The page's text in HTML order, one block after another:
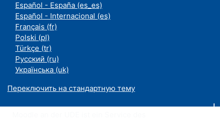
Español - España ‎(es_es)‎
Español - Internacional ‎(es)‎
Français ‎(fr)‎
Polski ‎(pl)‎
Türkçe ‎(tr)‎
Русский ‎(ru)‎
Українська ‎(uk)‎
Переключить на стандартную тему